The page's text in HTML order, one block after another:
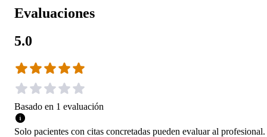
Evaluaciones
5.0
Basado en 1 evaluación
Solo pacientes con citas concretadas pueden evaluar al profesional.